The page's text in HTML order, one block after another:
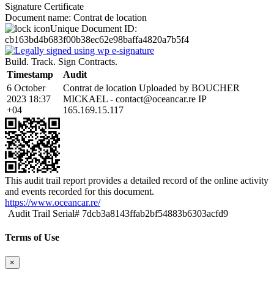
Signature Certificate
Document name: Contrat de location
Unique Document ID:
cb163bd4b683f00b38ec62e98baffa4820a7b5f4
Build. Track. Sign Contracts.
Timestamp
Audit
6 October
2023 18:37
+04
Contrat de location Uploaded by BOUCHER
MICKAEL - contact@oceancar.re IP
165.169.15.117
This audit trail report provides a detailed record of the online activity
and events recorded for this document.
https://www.oceancar.re/
Audit Trail Serial# 7dcb3a8143ffab2bf54883b6303acfd9
Terms of Use
×